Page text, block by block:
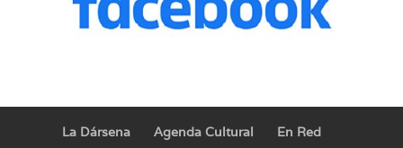
La Dársena Agenda Cultural
En Red